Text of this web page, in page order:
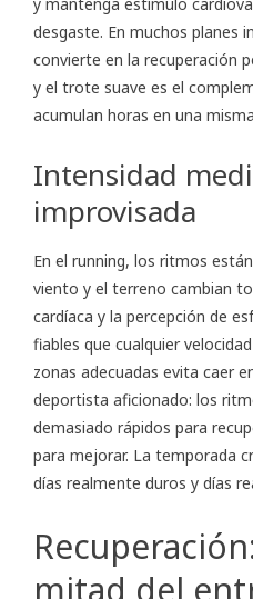
desgaste. En muchos planes
convierte en la recuperación
y el trote suave es el
acumulan horas en una
Intensidad
improvisada
En el running, los ritmos
viento y el terreno cambian
cardíaca y la percepción de
fiables que cualquier
zonas adecuadas evita caer
deportista aficionado: los
demasiado rápidos para
para mejorar. La temporada
días realmente duros y días
mitad del